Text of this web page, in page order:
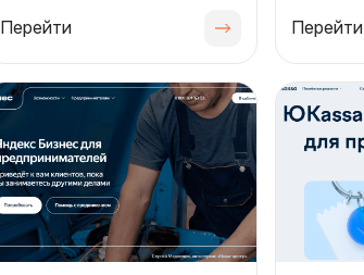
Перейти Перейти